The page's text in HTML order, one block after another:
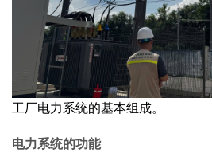
工厂电力系统的基本组成。
电力系统的功能